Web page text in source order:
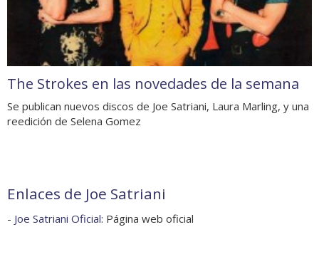
The Strokes en las novedades de la semana
Se publican nuevos discos de Joe Satriani, Laura Marling, y una
reedición de Selena Gomez
Enlaces de Joe Satriani
- Joe Satriani Oficial: Página web oficial